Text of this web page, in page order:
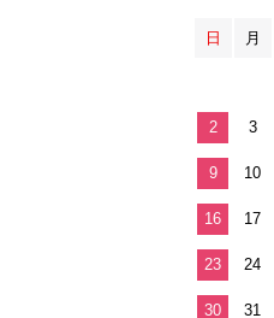
日 月
2 3
9 10
16 17
23 24
30 31